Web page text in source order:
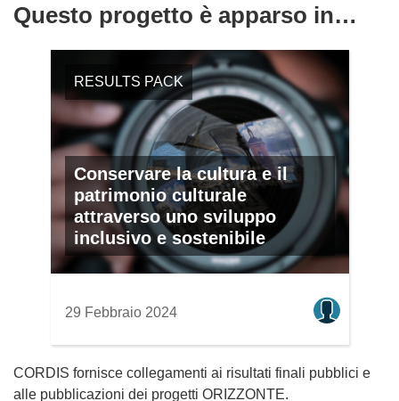
Questo progetto è apparso in…
RESULTS PACK
Conservare la cultura e il
patrimonio culturale
attraverso uno sviluppo
inclusivo e sostenibile
29 Febbraio 2024
CORDIS fornisce collegamenti ai risultati finali pubblici e
alle pubblicazioni dei progetti ORIZZONTE.